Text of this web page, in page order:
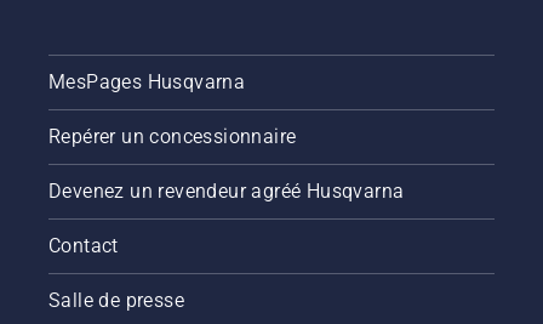
MesPages Husqvarna
Repérer un concessionnaire
Devenez un revendeur agréé Husqvarna
Contact
Salle de presse